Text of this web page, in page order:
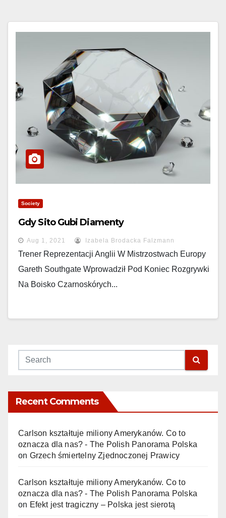
Society
Gdy Sito Gubi Diamenty
Aug 1, 2021 Izabela Brodacka Falzmann
Trener Reprezentacji Anglii W Mistrzostwach Europy
Gareth Southgate Wprowadził Pod Koniec Rozgrywki
Na Boisko Czarnoskórych...
Recent Comments
Carlson kształtuje miliony Amerykanów. Co to
oznacza dla nas? - The Polish Panorama Polska
on Grzech śmiertelny Zjednoczonej Prawicy
Carlson kształtuje miliony Amerykanów. Co to
oznacza dla nas? - The Polish Panorama Polska
on Efekt jest tragiczny – Polska jest sierotą